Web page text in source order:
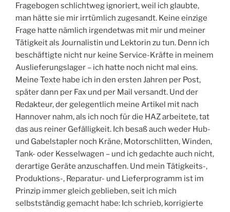
Fragebogen schlichtweg ignoriert, weil ich glaubte,
man hätte sie mir irrtümlich zugesandt. Keine einzige
Frage hatte nämlich irgendetwas mit mir und meiner
Tätigkeit als Journalistin und Lektorin zu tun. Denn ich
beschäftigte nicht nur keine Service-Kräfte in meinem
Auslieferungslager – ich hatte noch nicht mal eins.
Meine Texte habe ich in den ersten Jahren per Post,
später dann per Fax und per Mail versandt. Und der
Redakteur, der gelegentlich meine Artikel mit nach
Hannover nahm, als ich noch für die HAZ arbeitete, tat
das aus reiner Gefälligkeit. Ich besaß auch weder Hub-
und Gabelstapler noch Kräne, Motorschlitten, Winden,
Tank- oder Kesselwagen – und ich gedachte auch nicht,
derartige Geräte anzuschaffen. Und mein Tätigkeits-,
Produktions-, Reparatur- und Lieferprogramm ist im
Prinzip immer gleich geblieben, seit ich mich
selbstständig gemacht habe: Ich schrieb, korrigierte